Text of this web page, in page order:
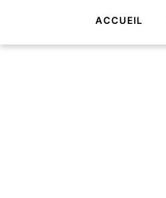
ACCUEIL